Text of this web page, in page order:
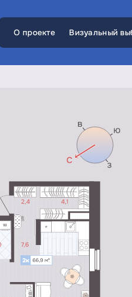
О проекте Визуальный